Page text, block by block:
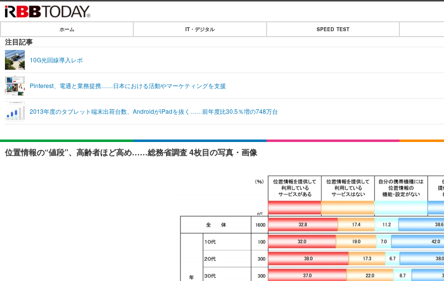
IT・デジタル
ショッピング
SPEED TEST
エンタメ
エンタメTOP
音楽
ライフ
ライフTOP
ペット
リリース一覧
ホーム IT・デジタル SPEED TEST
注目記事
10G光回線導入レポ
Pinterest、電通と業務提携……日本における活動やマーケティングを支援
2013年度のタブレット端末出荷台数、AndroidがiPadを抜く……前年度比30.5％増の748万台
位置情報の“値段”、高齢者ほど高め……総務省調査 4枚目の写真・画像